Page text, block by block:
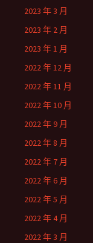
2023 年 3 月
2023 年 2 月
2023 年 1 月
2022 年 12 月
2022 年 11 月
2022 年 10 月
2022 年 9 月
2022 年 8 月
2022 年 7 月
2022 年 6 月
2022 年 5 月
2022 年 4 月
2022 年 3 月